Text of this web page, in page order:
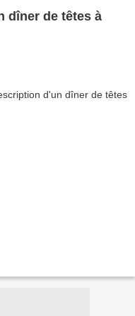
dîner de têtes à